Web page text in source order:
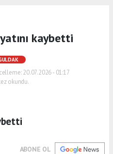
kaybetti
20.07.2026 - 01:17
okundu.
ABONE OL